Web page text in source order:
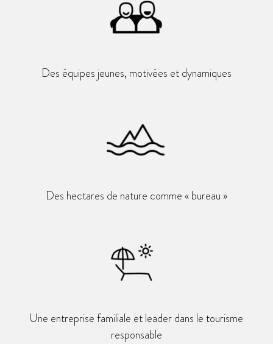
Des équipes jeunes, motivées et dynamiques
Des hectares de nature comme « bureau »
Une entreprise familiale et leader dans le tourisme
responsable